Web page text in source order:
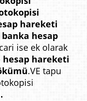
hareketi
hesap
ise ek olarak
hesap hareketi
.VE tapu